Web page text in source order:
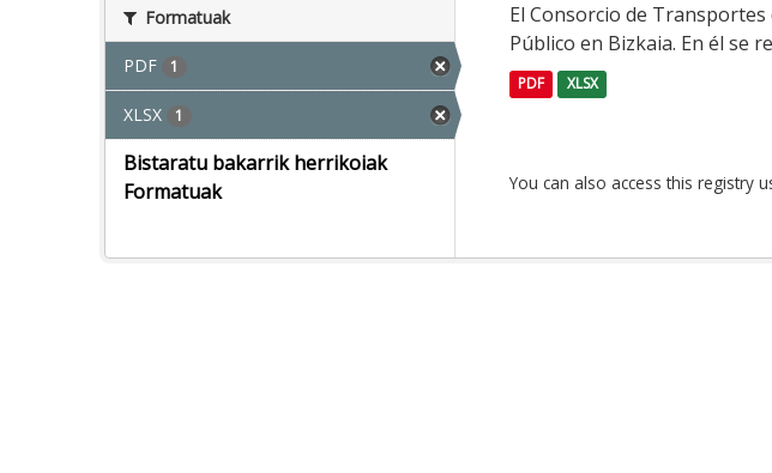
Formatuak
PDF 1
XLSX 1
Bistaratu bakarrik herrikoiak
Formatuak
El Consorcio de
Público en Bizkaia. En él se
PDF XLSX
You can also access this registry